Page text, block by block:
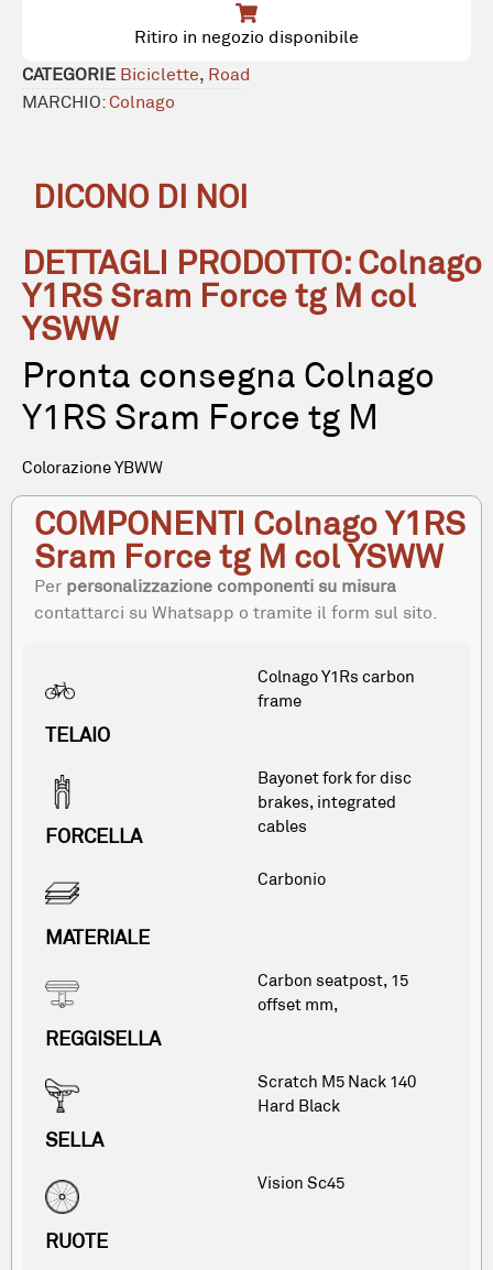
Ritiro in negozio disponibile
CATEGORIE Biciclette, Road
MARCHIO:Colnago
DICONO DI NOI
DETTAGLI PRODOTTO: Colnago
Y1RS Sram Force tg M col
YSWW
Pronta consegna Colnago
Y1RS Sram Force tg M
Colorazione YBWW
COMPONENTI Colnago Y1RS
Sram Force tg M col YSWW
Per personalizzazione componenti su misura
contattarci su Whatsapp o tramite il form sul sito.
TELAIO
Colnago Y1Rs carbon
frame
FORCELLA
Bayonet fork for disc
brakes, integrated
cables
MATERIALE
Carbonio
REGGISELLA
Carbon seatpost, 15
offset mm,
SELLA
Scratch M5 Nack 140
Hard Black
RUOTE
Vision Sc45